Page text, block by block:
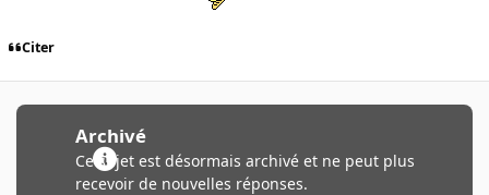
Citer
Archivé
Ce sujet est désormais archivé et ne peut plus
recevoir de nouvelles réponses.